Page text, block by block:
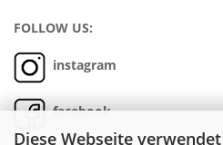
Diese Webseite
FOLLOW US:
instagram
facebook